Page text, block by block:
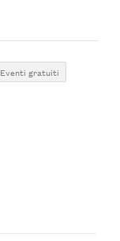
Eventi gratuiti